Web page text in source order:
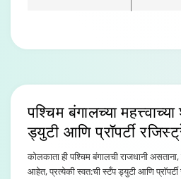
दरम्यान आहे)
पॉवर ऑफ ॲटर्नी
(जिथे प्रॉपर्टीचे
मार्केट मूल्य ₹3 कोटी
पेक्षा जास्त आहे)
₹75000
पश्चिम बंगालच्या
ड्युटी आणि प्रॉपर्टी
कोलकाता ही पश्चिम बंगालची राजधानी
आहेत, प्रत्येकी स्वत:ची स्टँप ड्युटी आणि